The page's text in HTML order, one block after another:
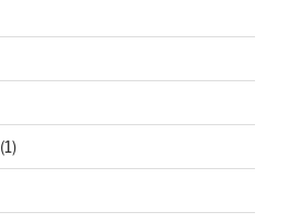
(1)